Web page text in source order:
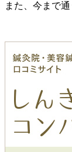
また、今まで